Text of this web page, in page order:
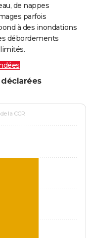
de nappes
parfois
à des inondations
débordements
la CCR